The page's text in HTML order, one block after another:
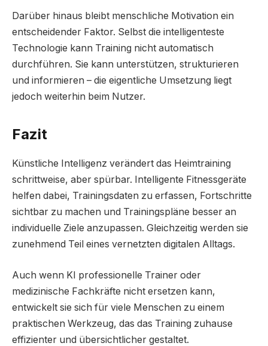
Darüber hinaus bleibt menschliche Motivation ein
entscheidender Faktor. Selbst die intelligenteste
Technologie kann Training nicht automatisch
durchführen. Sie kann unterstützen, strukturieren
und informieren – die eigentliche Umsetzung liegt
jedoch weiterhin beim Nutzer.
Fazit
Künstliche Intelligenz verändert das Heimtraining
schrittweise, aber spürbar. Intelligente Fitnessgeräte
helfen dabei, Trainingsdaten zu erfassen, Fortschritte
sichtbar zu machen und Trainingspläne besser an
individuelle Ziele anzupassen. Gleichzeitig werden sie
zunehmend Teil eines vernetzten digitalen Alltags.
Auch wenn KI professionelle Trainer oder
medizinische Fachkräfte nicht ersetzen kann,
entwickelt sie sich für viele Menschen zu einem
praktischen Werkzeug, das das Training zuhause
effizienter und übersichtlicher gestaltet.